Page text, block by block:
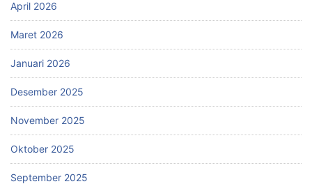
April 2026
Maret 2026
Januari 2026
Desember 2025
November 2025
Oktober 2025
September 2025